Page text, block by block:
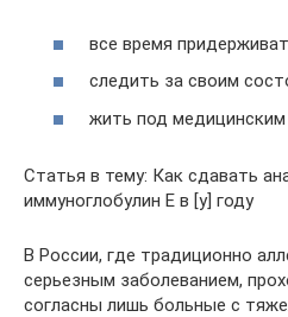
все время
следить за своим
жить под медицинским
Статья в тему: Как сдавать
иммуноглобулин Е в [y] году
В России, где традиционно
серьезным заболеванием,
согласны лишь больные с